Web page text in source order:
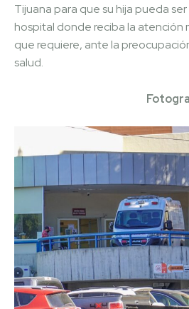
Tijuana para que su hija pueda
hospital donde reciba la atención
que requiere, ante la
salud.